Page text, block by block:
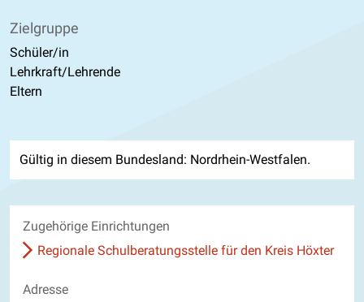
Zielgruppe
Schüler/in
Lehrkraft/Lehrende
Eltern
Gültig in diesem Bundesland: Nordrhein-Westfalen.
Zugehörige Einrichtungen
Regionale Schulberatungsstelle für den Kreis Höxter
Adresse